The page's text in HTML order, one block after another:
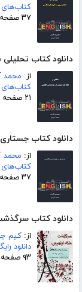
۳۷ صفحه
دانلود کتاب
از: محمد
۲۱ صفحه
دانلود کتاب
از: محمد
کتاب‌های
۳۷ صفحه
دانلود کتاب
از: کیم
دانلود
۹۳ صفحه